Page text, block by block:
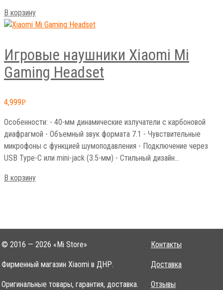
В корзину
Игровые наушники Xiaomi Mi
Gaming Headset
4,999Р
Особенности: - 40-мм динамические излучатели с карбоновой
диафрагмой - Объемный звук формата 7.1 - Чувствительные
микрофоны с функцией шумоподавления - Подключение через
USB Type-C или mini-jack (3.5-мм) - Стильный дизайн…
В корзину
© 2016 — 2026 «Mi Store»
Фирменный магазин Xiaomi в ДНР.
Оригинальные товары, гарантия, доставка.
Контакты
Доставка
Отзывы